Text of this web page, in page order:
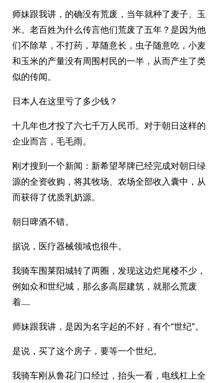
师妹跟我讲，的确没有荒废，当年就种了麦子、玉
米。老百姓为什么传言他们荒废了五年？是因为他
们不除草，不打药，草随意长，虫子随意吃，小麦
和玉米的产量没有周围村民的一半，从而产生了类
似的传闻。
日本人在这里亏了多少钱？
十几年也才投了六七千万人民币。对于朝日这样的
企业而言，毛毛雨。
刚才搜到一个新闻：新希望琴牌已经完成对朝日绿
源的全资收购，将其牧场、农场全部收入囊中，从
而获得了优质乳奶源。
朝日啤酒不错。
据说，医疗器械领域也很牛。
我骑车围莱阳城转了两圈，发现这边烂尾楼不少，
例如众和世纪城，那么多高层建筑，就那么荒废
着……
师妹跟我讲，是因为名字起的不好，有个“世纪”。
是说，买了这个房子，要等一个世纪。
我骑车刚从鲁花门口经过，抬头一看，电线杠上全